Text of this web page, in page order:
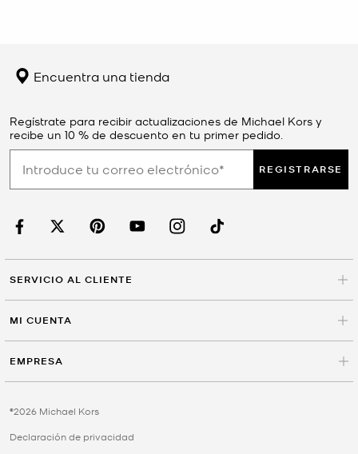
Encuentra una tienda
Regístrate para recibir actualizaciones de Michael Kors y
recibe un 10 % de descuento en tu primer pedido.
REGISTRARSE
SERVICIO AL CLIENTE
MI CUENTA
EMPRESA
©2026 Michael Kors
Declaración de privacidad